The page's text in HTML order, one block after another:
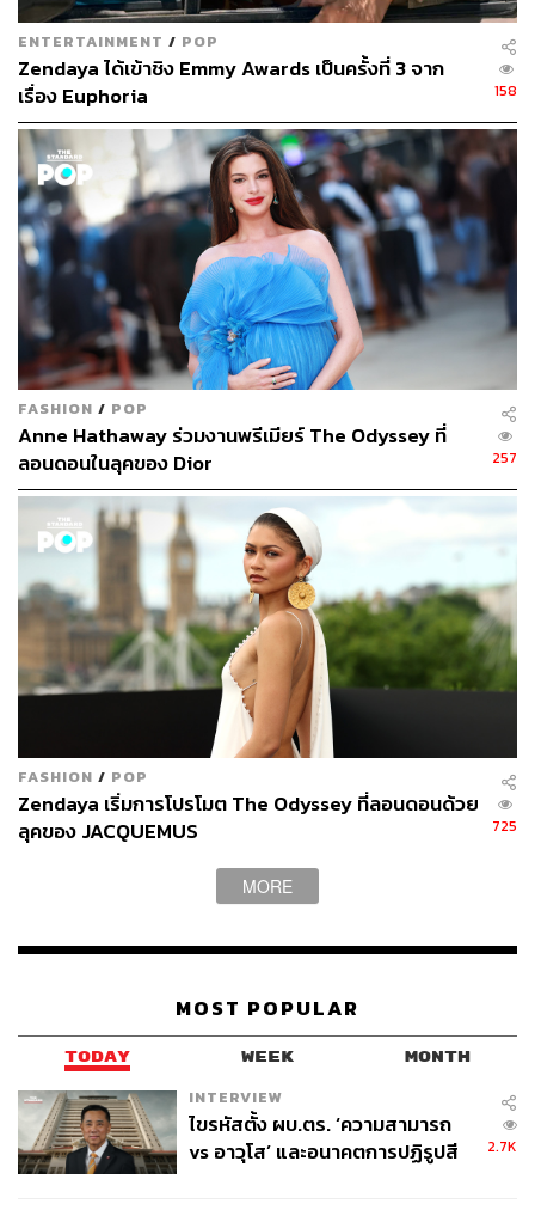
ENTERTAINMENT / POP
Zendaya ได้เข้าชิง Emmy Awards เป็นครั้งที่ 3 จาก
เรื่อง Euphoria
158
FASHION / POP
Anne Hathaway ร่วมงานพรีเมียร์ The Odyssey ที่
ลอนดอนในลุคของ Dior
257
FASHION / POP
Zendaya เริ่มการโปรโมต The Odyssey ที่ลอนดอนด้วย
ลุคของ JACQUEMUS
725
MORE
MOST POPULAR
TODAY WEEK MONTH
INTERVIEW
ไขรหัสตั้ง ผบ.ตร. ‘ความสามารถ
vs อาวุโส’ และอนาคตการปฏิรูปสี
2.7K